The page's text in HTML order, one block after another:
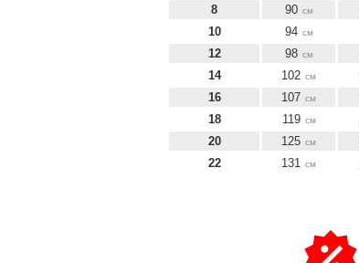
8 90 см
10 94 см
12 98 см
14 102 см
16 107 см
18 119 см
20 125 см
22 131 см